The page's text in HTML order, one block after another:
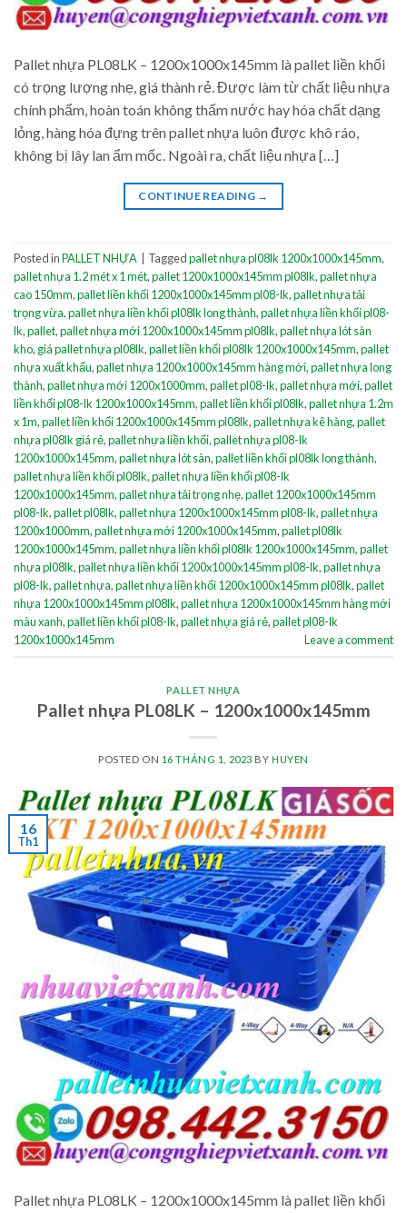
Pallet nhựa PL08LK – 1200x1000x145mm là pallet liền khối
có trọng lượng nhẹ, giá thành rẻ. Được làm từ chất liệu nhựa
chính phẩm, hoàn toán không thấm nước hay hóa chất dạng
lỏng, hàng hóa đựng trên pallet nhựa luôn được khô ráo,
không bị lây lan ẩm mốc. Ngoài ra, chất liệu nhựa […]
CONTINUE READING →
Posted inPALLET NHỰA Taggedpallet nhựa pl08lk 1200x1000x145mm,
pallet nhựa 1.2 mét x 1 mét,pallet 1200x1000x145mm pl08lk,pallet nhựa
cao 150mm,pallet liền khối 1200x1000x145mm pl08-lk,pallet nhựa tải
trọng vừa,pallet nhựa liền khối pl08lk long thành,pallet nhựa liền khối pl08-
lk,pallet,pallet nhựa mới 1200x1000x145mm pl08lk,pallet nhựa lót sàn
kho, giá pallet nhựa pl08lk,pallet liền khối pl08lk 1200x1000x145mm,pallet
nhựa xuất khẩu,pallet nhựa 1200x1000x145mm hàng mới,pallet nhựa long
thành,pallet nhựa mới 1200x1000mm,pallet pl08-lk,pallet nhựa mới,pallet
liền khối pl08-lk 1200x1000x145mm,pallet liền khối pl08lk,pallet nhựa 1.2m
x 1m,pallet liền khối 1200x1000x145mm pl08lk,pallet nhựa kê hàng,pallet
nhựa pl08lk giá rẻ,pallet nhựa liền khối,pallet nhựa pl08-lk
1200x1000x145mm,pallet nhựa lót sàn,pallet liền khối pl08lk long thành,
pallet nhựa liền khối pl08lk,pallet nhựa liền khối pl08-lk
1200x1000x145mm,pallet nhựa tải trọng nhẹ,pallet 1200x1000x145mm
pl08-lk,pallet pl08lk,pallet nhựa 1200x1000x145mm pl08-lk,pallet nhựa
1200x1000mm,pallet nhựa mới 1200x1000x145mm,pallet pl08lk
1200x1000x145mm,pallet nhựa liền khối pl08lk 1200x1000x145mm,pallet
nhựa pl08lk,pallet nhựa liền khối 1200x1000x145mm pl08-lk,pallet nhựa
pl08-lk,pallet nhựa,pallet nhựa liền khối 1200x1000x145mm pl08lk,pallet
nhựa 1200x1000x145mm pl08lk,pallet nhựa 1200x1000x145mm hàng mới
màu xanh,pallet liền khối pl08-lk,pallet nhựa giá rẻ,pallet pl08-lk
1200x1000x145mm
Leave a comment
PALLET NHỰA
Pallet nhựa PL08LK – 1200x1000x145mm
POSTED ON 16 THÁNG 1, 2023 BY HUYEN
16
Th1
Pallet nhựa PL08LK – 1200x1000x145mm là pallet liền khối